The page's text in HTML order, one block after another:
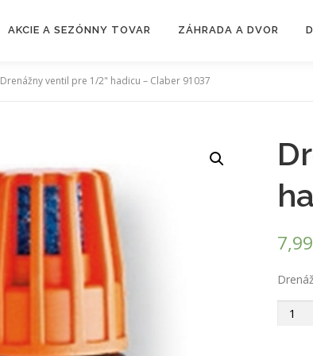
AKCIE A SEZÓNNY TOVAR ZÁHRADA A DVOR
Drenážny ventil pre 1/2" hadicu – Claber 91037
7,99